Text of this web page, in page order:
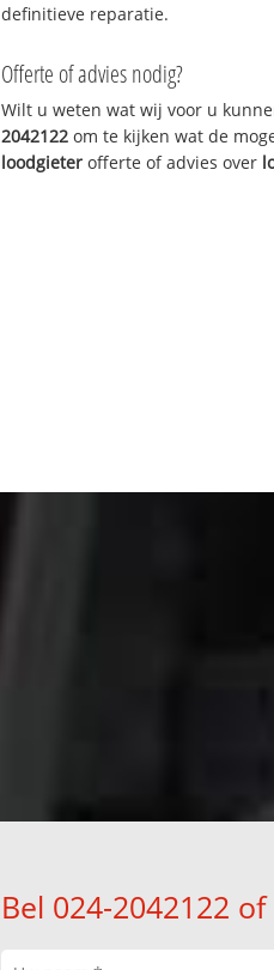
definitieve reparatie.
Offerte of advies nodig?
Wilt u weten wat wij voor u
2042122 om te kijken wat de
loodgieter offerte of advies over
Bel 024-2042122